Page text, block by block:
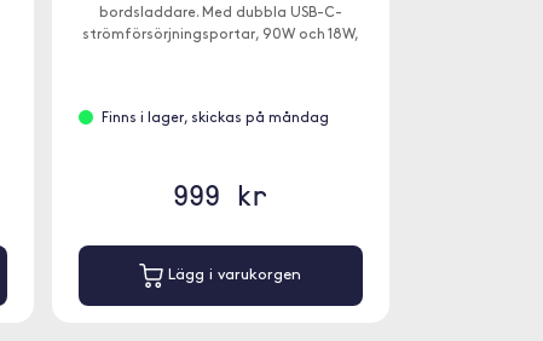
bordsladdare. Med dubbla USB-C-
strömförsörjningsportar, 90W och 18W,
Finns i lager, skickas på måndag
999 kr
Lägg i varukorgen